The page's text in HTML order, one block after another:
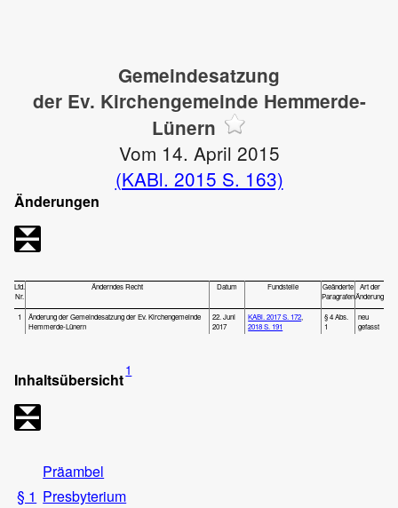
Gemeindesatzung
der Ev. Kirchengemeinde Hemmerde-
Lünern
Vom 14. April 2015
(KABl. 2015 S. 163)
Änderungen
Lfd.
Nr.
Änderndes Recht Datum Fundstelle
Geänderte
Paragrafen
Art der
Änderung
1
Änderung der Gemeindesatzung der Ev. Kirchengemeinde
Hemmerde-Lünern
22. Juni
2017
KABl. 2017 S. 172
2018 S. 191
§ 4 Abs.
1
neu
gefasst
Inhaltsübersicht1
Präambel
§ 1 Presbyterium